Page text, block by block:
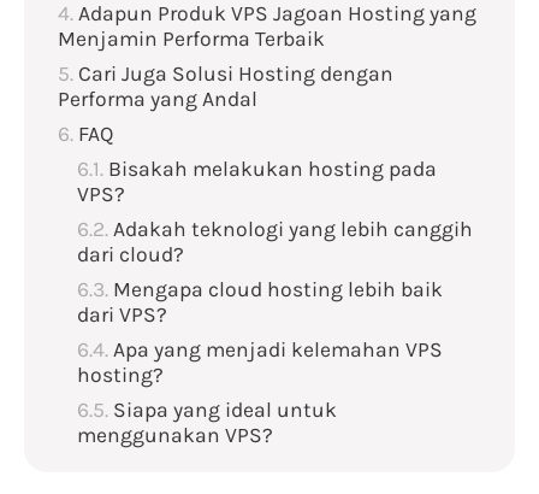
Adapun Produk VPS Jagoan Hosting yang
Menjamin Performa Terbaik
Cari Juga Solusi Hosting dengan
Performa yang Andal
FAQ
Bisakah melakukan hosting pada
VPS?
Adakah teknologi yang lebih canggih
dari cloud?
Mengapa cloud hosting lebih baik
dari VPS?
Apa yang menjadi kelemahan VPS
hosting?
Siapa yang ideal untuk
menggunakan VPS?